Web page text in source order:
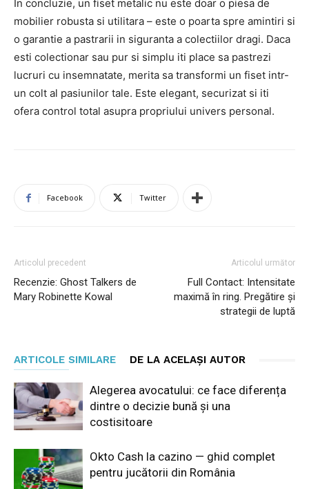
In concluzie, un fiset metalic nu este doar o piesa de
mobilier robusta si utilitara – este o poarta spre amintiri si
o garantie a pastrarii in siguranta a colectiilor dragi. Daca
esti colectionar sau pur si simplu iti place sa pastrezi
lucruri cu insemnatate, merita sa transformi un fiset intr-
un colt al pasiunilor tale. Este elegant, securizat si iti
ofera control total asupra propriului univers personal.
Facebook Twitter
Articolul precedent
Recenzie: Ghost Talkers de
Mary Robinette Kowal
Articolul următor
Full Contact: Intensitate
maximă în ring. Pregătire și
strategii de luptă
ARTICOLE SIMILARE DE LA ACELAȘI AUTOR
Alegerea avocatului: ce face diferența
dintre o decizie bună și una
costisitoare
Okto Cash la cazino — ghid complet
pentru jucătorii din România